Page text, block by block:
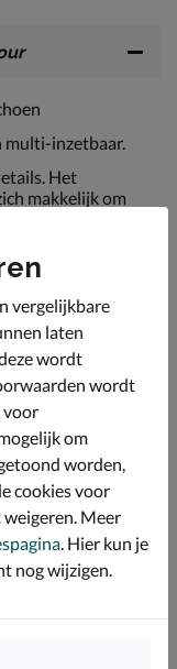
multi-inzetbaar.
Het
makkelijk om
draagcomfort.
is, is
rubber.
vergelijkbare
laten
wordt
wordt
voor
om
worden,
cookies voor
Meer
. Hier kun je
nog wijzigen.